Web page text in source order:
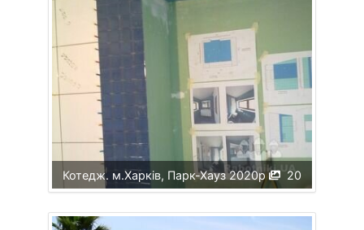
20
Котедж. м.Харків, Парк-Хауз 2020р